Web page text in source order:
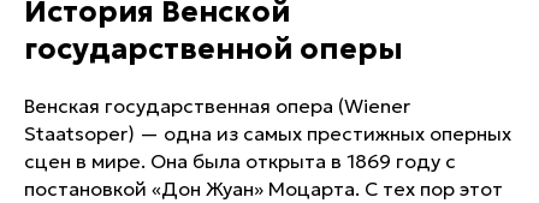
История Венской
государственной оперы
Венская государственная опера (Wiener
Staatsoper) — одна из самых престижных оперных
сцен в мире. Она была открыта в 1869 году с
постановкой «Дон Жуан» Моцарта. С тех пор этот